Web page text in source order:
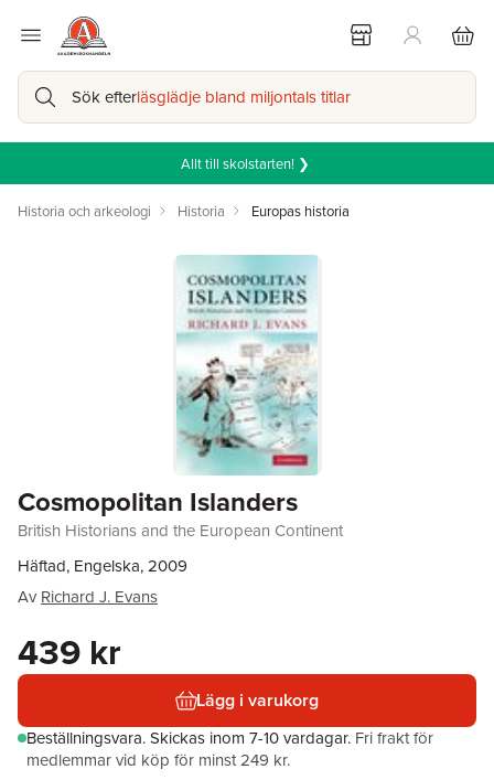
Sök efterläsglädje bland miljontals titlar
Allt till skolstarten! ❯
Historia och arkeologi Historia Europas historia
Cosmopolitan Islanders
British Historians and the European Continent
Häftad, Engelska, 2009
Av Richard J. Evans
439 kr
Lägg i varukorg
Beställningsvara.Skickas inom 7-10 vardagar. Fri frakt för
medlemmar vid köp för minst 249 kr.